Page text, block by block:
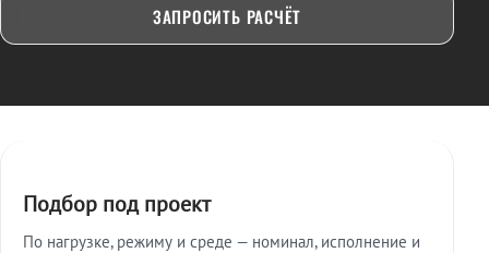
ЗАПРОСИТЬ РАСЧЁТ
Подбор под проект
По нагрузке, режиму и среде — номинал, исполнение и